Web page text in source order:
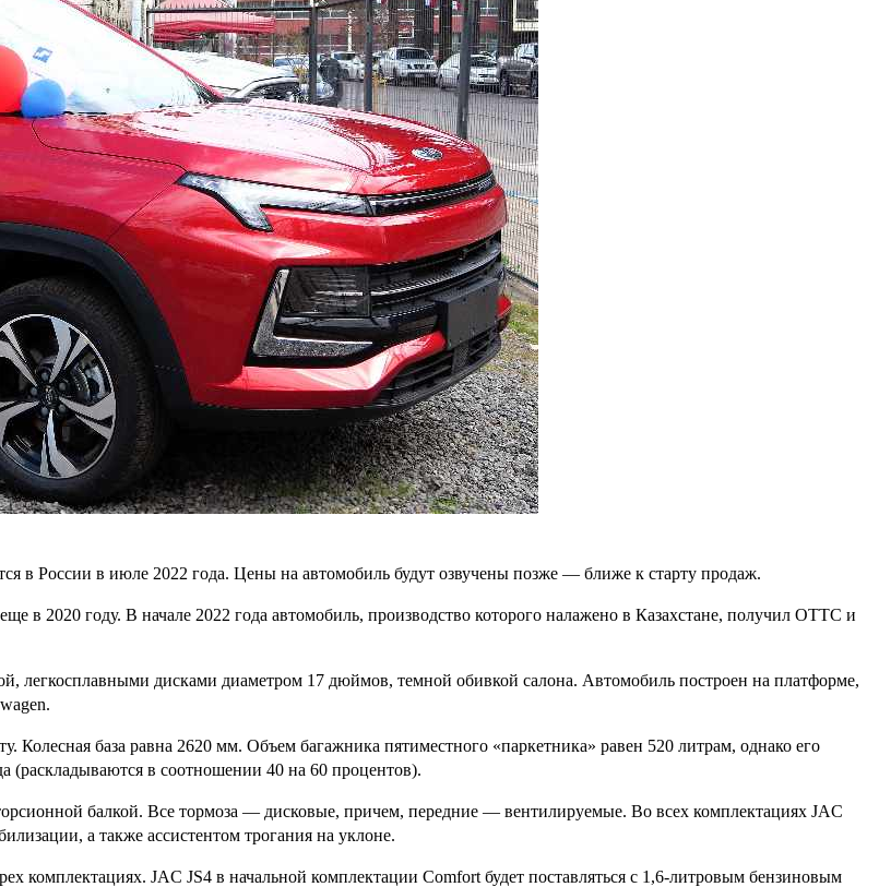
в России в июле 2022 года. Цены на автомобиль будут озвучены позже — ближе к старту продаж.
в 2020 году. В начале 2022 года автомобиль, производство которого налажено в Казахстане, получил ОТТС и
легкосплавными дисками диаметром 17 дюймов, темной обивкой салона. Автомобиль построен на платформе,
база равна 2620 мм. Объем багажника пятиместного «паркетника» равен 520 литрам, однако его
(раскладываются в соотношении 40 на 60 процентов).
балкой. Все тормоза — дисковые, причем, передние — вентилируемые. Во всех комплектациях JAC
а также ассистентом трогания на уклоне.
комплектациях. JAC JS4 в начальной комплектации Comfort будет поставляться с 1,6-литровым бензиновым